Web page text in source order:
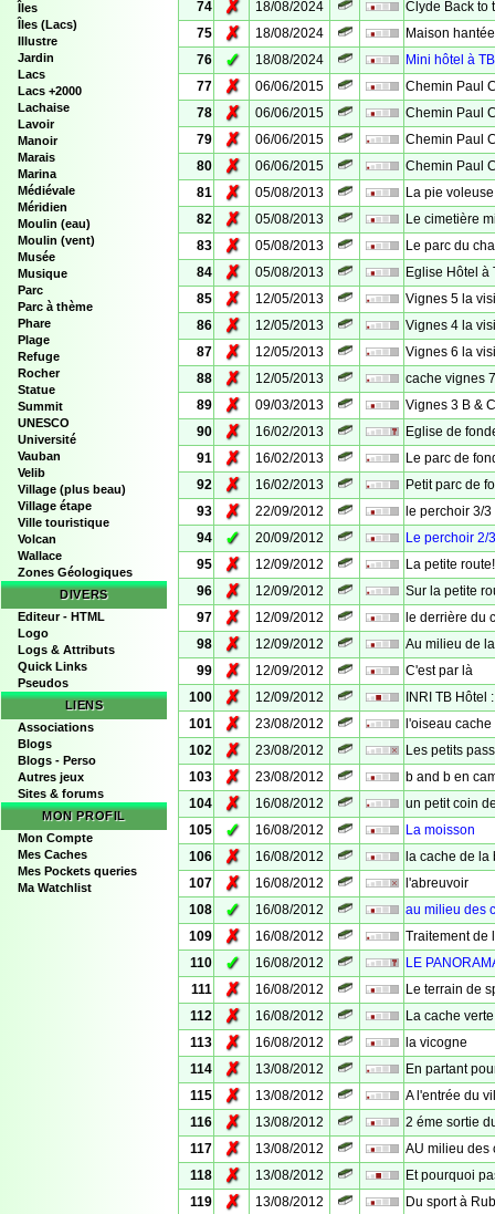
Îles
Îles (Lacs)
Illustre
Jardin
Lacs
Lacs +2000
Lachaise
Lavoir
Manoir
Marais
Marina
Médiévale
Méridien
Moulin (eau)
Moulin (vent)
Musée
Musique
Parc
Parc à thème
Phare
Plage
Refuge
Rocher
Statue
Summit
UNESCO
Université
Vauban
Velib
Village (plus beau)
Village étape
Ville touristique
Volcan
Wallace
Zones Géologiques
DIVERS
Editeur - HTML
Logo
Logs & Attributs
Quick Links
Pseudos
LIENS
Associations
Blogs
Blogs - Perso
Autres jeux
Sites & forums
MON PROFIL
Mon Compte
Mes Caches
Mes Pockets queries
Ma Watchlist
74 ✗ 18/08/2024
Clyde Back to
75
✗ 18/08/2024
Maison
76
✓ 18/08/2024
Mini hôtel à
77
✗ 06/06/2015
Chemin Paul
78
✗ 06/06/2015
Chemin Paul
79
✗ 06/06/2015
Chemin Paul
80
✗ 06/06/2015
Chemin Paul
81
✗ 05/08/2013
La pie
82
✗ 05/08/2013
Le cimetière
83
✗ 05/08/2013
Le parc du
84
✗ 05/08/2013
Eglise Hôtel à
85
✗ 12/05/2013
Vignes 5 la
86
✗ 12/05/2013
Vignes 4 la
87
✗ 12/05/2013
Vignes 6 la
88
✗ 12/05/2013
cache vignes 7
89
✗ 09/03/2013
Vignes 3 B &
90
✗ 16/02/2013
Eglise de
91
✗ 16/02/2013
Le parc de
92
✗ 16/02/2013
Petit parc de
93
✗ 22/09/2012
le perchoir 3/
94
✓ 20/09/2012
Le perchoir 2/3
95
✗ 12/09/2012
La petite
96
✗ 12/09/2012
Sur la petite
97
✗ 12/09/2012
le derrière du
98
✗ 12/09/2012
Au milieu de
99
✗ 12/09/2012
C'est par là
100
✗ 12/09/2012
INRI TB Hôtel
101
✗ 23/08/2012
l'oiseau cache
102
✗ 23/08/2012
Les petits
103
✗ 23/08/2012
b and b en
104
✗ 16/08/2012
un petit coin
105
✓ 16/08/2012
La moisson
106
✗ 16/08/2012
la cache de la
107
✗ 16/08/2012
l'abreuvoir
108
✓ 16/08/2012
au milieu des
109
✗ 16/08/2012
Traitement de
110
✓ 16/08/2012
LE
111
✗ 16/08/2012
Le terrain de
112
✗ 16/08/2012
La cache verte
113
✗ 16/08/2012
la vicogne
114
✗ 13/08/2012
En partant
115
✗ 13/08/2012
A l'entrée du
116
✗ 13/08/2012
2 éme sortie
117
✗ 13/08/2012
AU milieu des
118
✗ 13/08/2012
Et pourquoi
119
✗ 13/08/2012
Du sport à